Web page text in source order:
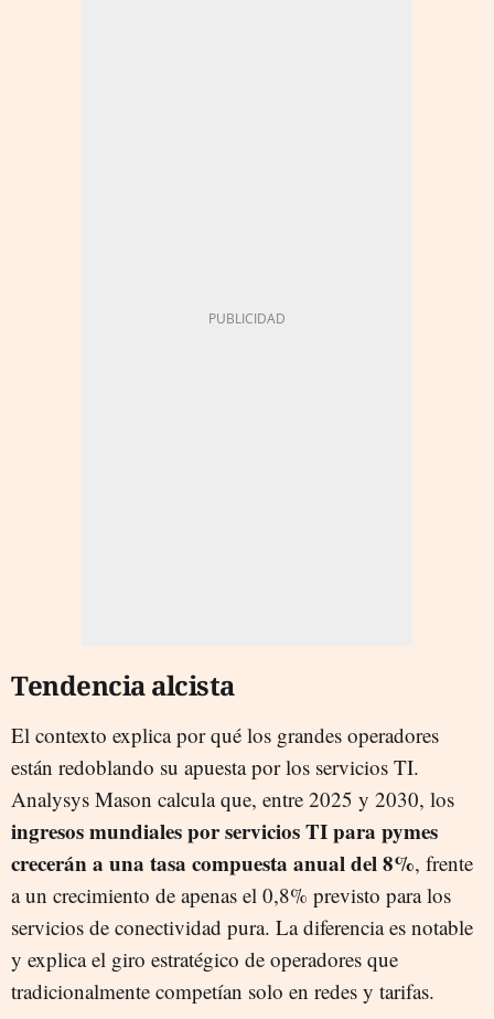
Tendencia alcista
El contexto explica por qué los grandes operadores
están redoblando su apuesta por los servicios TI.
Analysys Mason calcula que, entre 2025 y 2030, los
ingresos mundiales por servicios TI para pymes
crecerán a una tasa compuesta anual del 8%, frente
a un crecimiento de apenas el 0,8% previsto para los
servicios de conectividad pura. La diferencia es notable
y explica el giro estratégico de operadores que
tradicionalmente competían solo en redes y tarifas.